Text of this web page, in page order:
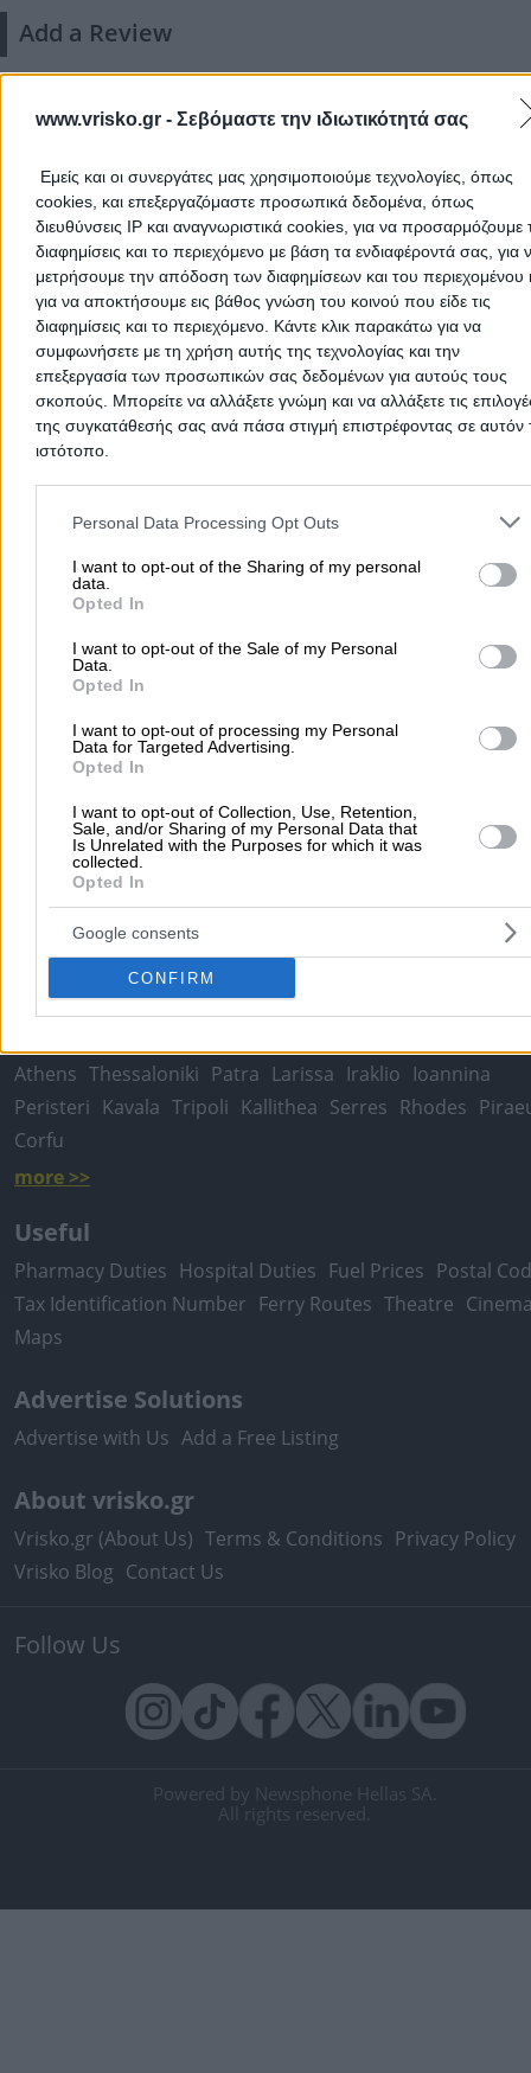
www.vrisko.gr - Σεβόμαστε την ιδιωτικότητά σας
Εμείς και οι συνεργάτες μας χρησιμοποιούμε τεχνολογίες, όπως
cookies, και επεξεργαζόμαστε προσωπικά δεδομένα, όπως
διευθύνσεις IP και αναγνωριστικά cookies, για να προσαρμόζουμε
διαφημίσεις και το περιεχόμενο με βάση τα ενδιαφέροντά σας, για
μετρήσουμε την απόδοση των διαφημίσεων και του περιεχομένου
για να αποκτήσουμε εις βάθος γνώση του κοινού που είδε τις
διαφημίσεις και το περιεχόμενο. Κάντε κλικ παρακάτω για να
συμφωνήσετε με τη χρήση αυτής της τεχνολογίας και την
επεξεργασία των προσωπικών σας δεδομένων για αυτούς τους
σκοπούς. Μπορείτε να αλλάξετε γνώμη και να αλλάξετε τις
της συγκατάθεσής σας ανά πάσα στιγμή επιστρέφοντας σε αυτόν
ιστότοπο.
Please note that this website/app uses one or more Google
and may gather and store information including but not limited to
to Google and its third-party tags to use your data for below
purposes in below Google consent section.
Personal Data Processing Opt Outs
I want to opt-out of the Sharing of my personal
data.
Opted In
I want to opt-out of the Sale of my Personal
Data.
Opted In
I want to opt-out of processing my Personal
Data for Targeted Advertising.
Opted In
I want to opt-out of Collection, Use, Retention,
Sale, and/or Sharing of my Personal Data that
Is Unrelated with the Purposes for which it was
collected.
Opted In
Google consents
CONFIRM
Add a Review
There aren't any reviews yet
This professional has not received any reviews yet. Be the
first to share your experience and help other users
right choice!
Prefecture of SERRON
Charitopoulou Marina I.
Popular Searches
Moving Services Locksmiths Psychologists Nursery
Dentists Car Garages
Athens Thessaloniki Patra Larissa Iraklio Ioannina
Peristeri Kavala Tripoli Kallithea Serres Rhodes
Corfu
more >>
Useful
Pharmacy Duties Hospital Duties Fuel Prices Postal
Tax Identification Number Ferry Routes Theatre
Maps
Advertise Solutions
Advertise with Us Add a Free Listing
About vrisko.gr
Vrisko.gr (About Us) Terms & Conditions Privacy Policy
Vrisko Blog Contact Us
Follow Us
Powered by Newsphone Hellas SA.
All rights reserved.